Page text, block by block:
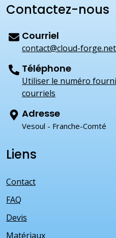
Contactez-nous
Courriel
contact@cloud-forge.net
Téléphone
Utiliser le numéro
courriels
Adresse
Vesoul - Franche-Comté
Liens
Contact
FAQ
Devis
Matériaux